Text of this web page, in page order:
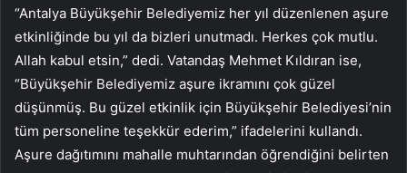
“Antalya Büyükşehir Belediyemiz her yıl düzenlenen aşure
etkinliğinde bu yıl da bizleri unutmadı. Herkes çok mutlu.
Allah kabul etsin,” dedi. Vatandaş Mehmet Kıldıran ise,
“Büyükşehir Belediyemiz aşure ikramını çok güzel
düşünmüş. Bu güzel etkinlik için Büyükşehir Belediyesi’nin
tüm personeline teşekkür ederim,” ifadelerini kullandı.
Aşure dağıtımını mahalle muhtarından öğrendiğini belirten